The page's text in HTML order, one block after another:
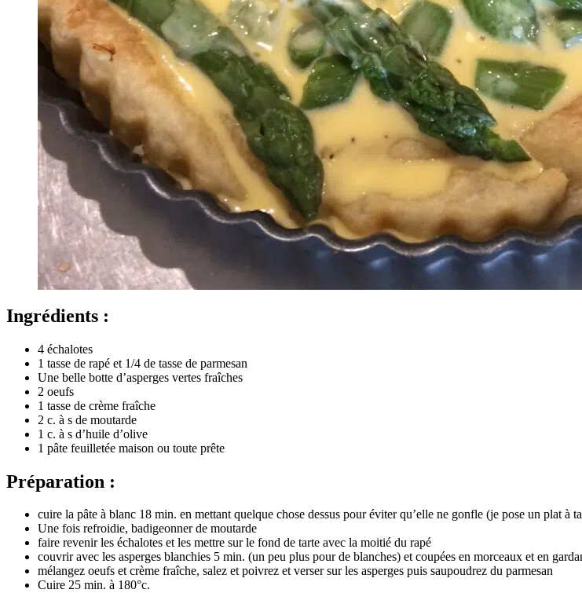
Ingrédients :
4 échalotes
1 tasse de rapé et 1/4 de tasse de parmesan
Une belle botte d’asperges vertes fraîches
2 oeufs
1 tasse de crème fraîche
2 c. à s de moutarde
1 c. à s d’huile d’olive
1 pâte feuilletée maison ou toute prête
Préparation :
cuire la pâte à blanc 18 min. en mettant quelque chose dessus pour éviter qu’elle ne gonfle (je pose un plat à
Une fois refroidie, badigeonner de moutarde
faire revenir les échalotes et les mettre sur le fond de tarte avec la moitié du rapé
couvrir avec les asperges blanchies 5 min. (un peu plus pour de blanches) et coupées en morceaux et en
mélangez oeufs et crème fraîche, salez et poivrez et verser sur les asperges puis saupoudrez du parmesan
Cuire 25 min. à 180°c.